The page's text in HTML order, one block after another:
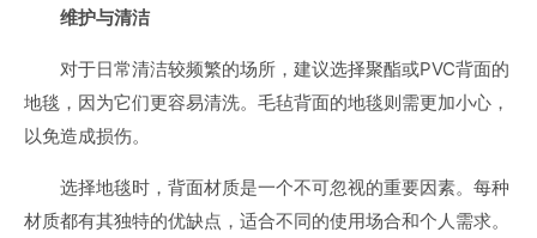
维护与清洁
对于日常清洁较频繁的场所，建议选择聚酯或PVC背面的
地毯，因为它们更容易清洗。毛毡背面的地毯则需更加小心，
以免造成损伤。
选择地毯时，背面材质是一个不可忽视的重要因素。每种
材质都有其独特的优缺点，适合不同的使用场合和个人需求。